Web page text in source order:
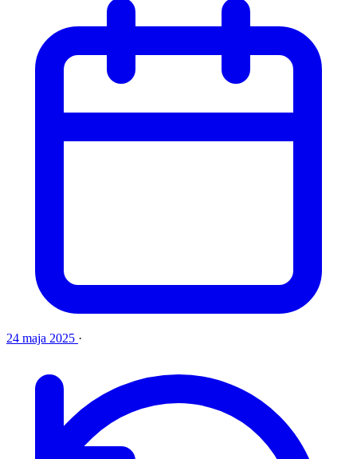
24 maja 2025 ·